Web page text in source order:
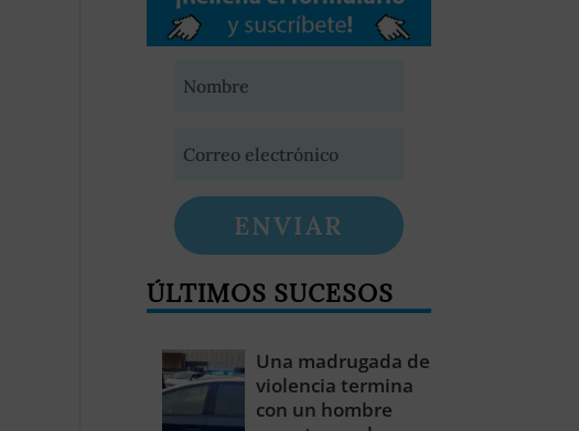
ENVIAR
ÚLTIMOS SUCESOS
Una madrugada de
violencia termina
con un hombre